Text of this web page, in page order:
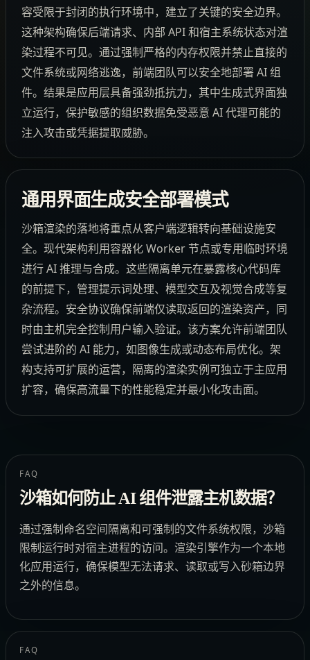
容受限于封闭的执行环境中，建立了关键的安全边界。
这种架构确保后端请求、内部 API 和宿主系统状态对渲
染过程不可见。通过强制严格的内存权限并禁止直接的
文件系统或网络逃逸，前端团队可以安全地部署 AI 组
件。结果是应用层具备强劲抵抗力，其中生成式界面独
立运行，保护敏感的组织数据免受恶意 AI 代理可能的
注入攻击或凭据提取威胁。
通用界面生成安全部署模式
沙箱渲染的落地将重点从客户端逻辑转向基础设施安
全。现代架构利用容器化 Worker 节点或专用临时环境
进行 AI 推理与合成。这些隔离单元在暴露核心代码库
的前提下，管理提示词处理、模型交互及视觉合成等复
杂流程。安全协议确保前端仅读取返回的渲染资产，同
时由主机完全控制用户输入验证。该方案允许前端团队
尝试进阶的 AI 能力，如图像生成或动态布局优化。架
构支持可扩展的运营，隔离的渲染实例可独立于主应用
扩容，确保高流量下的性能稳定并最小化攻击面。
FAQ
沙箱如何防止 AI 组件泄露主机数据？
通过强制命名空间隔离和可强制的文件系统权限，沙箱
限制运行时对宿主进程的访问。渲染引擎作为一个本地
化应用运行，确保模型无法请求、读取或写入砂箱边界
之外的信息。
FAQ